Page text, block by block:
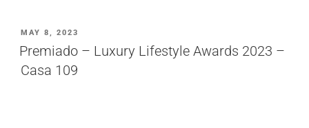
PUBLICADO
EM
MAY 8, 2023
Premiado – Luxury Lifestyle Awards 2023 –
Casa 109